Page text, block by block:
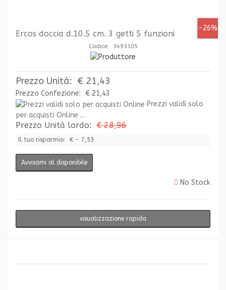
-26%
Ercos doccia d.10.5 cm. 3 getti 5 funzioni
Codice: 3493105
Prezzo Unità: € 21,43
Prezzo Confezione:
€ 21,43
Prezzi validi solo
per acquisti Online ...
Prezzo Unità lordo: € 28,96
Il tuo risparmio: € - 7,53
Avvisami al disponibile
No Stock
visualizzazione rapida